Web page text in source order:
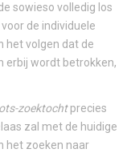
sowieso volledig los
de individuele
het volgen dat de
erbij wordt betrokken,
zoektochtprecies
zal met de huidige
het zoeken naar